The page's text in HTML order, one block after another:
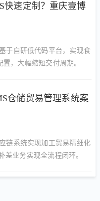
快速定制？重庆壹博
于自研低代码平台，实现食
，大幅缩短交付周期。
仓储贸易管理系统案
链系统实现加工贸易精细化
差业务实现全流程闭环。